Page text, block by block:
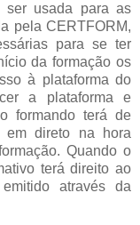
ser usada para as
pela CERTFORM,
para se ter
da formação os
à plataforma do
a plataforma e
formando terá de
em direto na hora
Quando o
terá direito ao
através da